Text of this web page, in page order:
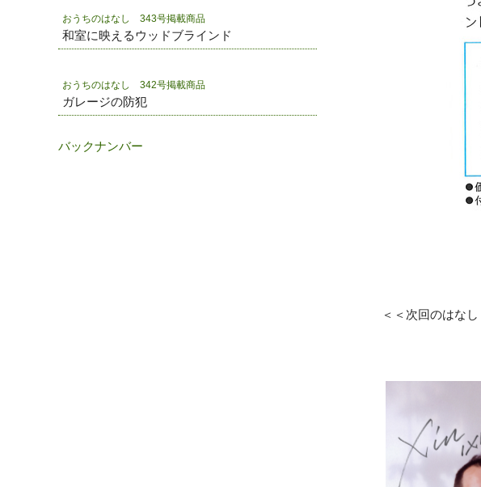
おうちのはなし 343号掲載商品
和室に映えるウッドブラインド
おうちのはなし 342号掲載商品
ガレージの防犯
バックナンバー
＜＜次回のはなし